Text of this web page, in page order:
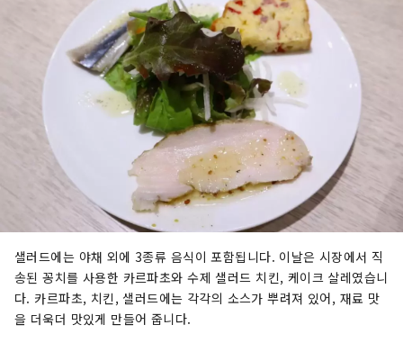
샐러드에는 야채 외에 3종류 음식이 포함됩니다. 이날은 시장에서 직
송된 꽁치를 사용한 카르파초와 수제 샐러드 치킨, 케이크 살레였습니
다. 카르파초, 치킨, 샐러드에는 각각의 소스가 뿌려져 있어, 재료 맛
을 더욱더 맛있게 만들어 줍니다.